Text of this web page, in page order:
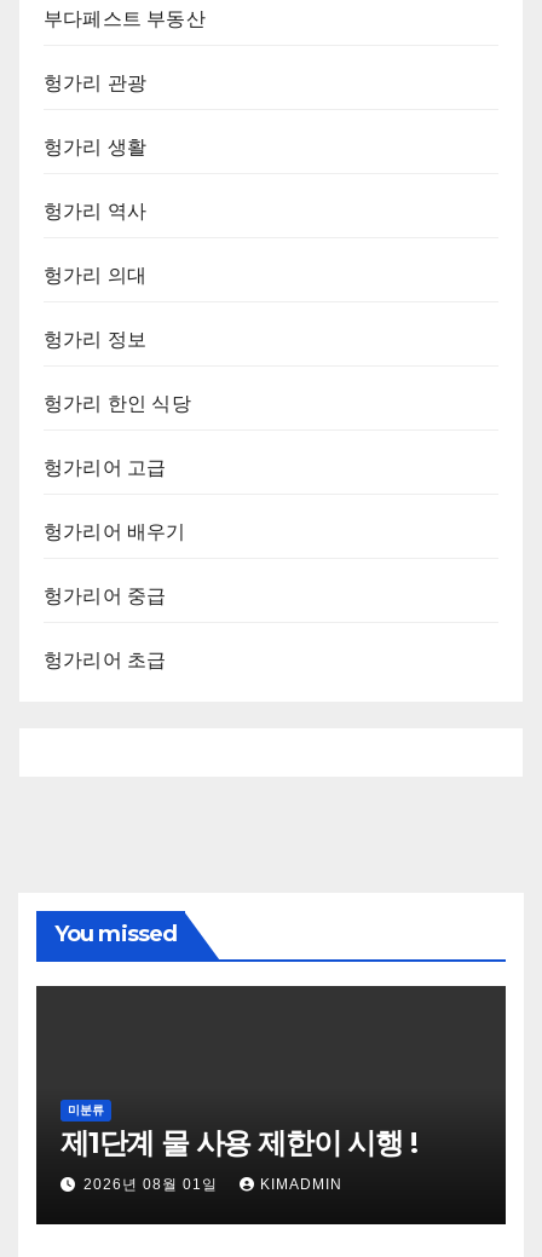
부다페스트 부동산
헝가리 관광
헝가리 생활
헝가리 역사
헝가리 의대
헝가리 정보
헝가리 한인 식당
헝가리어 고급
헝가리어 배우기
헝가리어 중급
헝가리어 초급
You missed
미분류
제1단계 물 사용 제한이 시행 !
2026년 08월 01일 KIMADMIN